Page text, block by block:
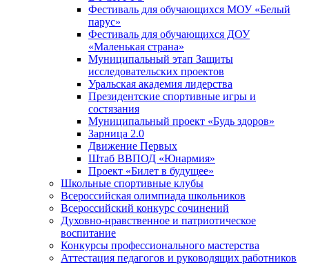
Фестиваль для обучающихся МОУ «Белый
парус»
Фестиваль для обучающихся ДОУ
«Маленькая страна»
Муниципальный этап Защиты
исследовательских проектов
Уральская академия лидерства
Президентские спортивные игры и
состязания
Муниципальный проект «Будь здоров»
Зарница 2.0
Движение Первых
Штаб ВВПОД «Юнармия»
Проект «Билет в будущее»
Школьные спортивные клубы
Всероссийская олимпиада школьников
Всероссийский конкурс сочинений
Духовно-нравственное и патриотическое
воспитание
Конкурсы профессионального мастерства
Аттестация педагогов и руководящих работников